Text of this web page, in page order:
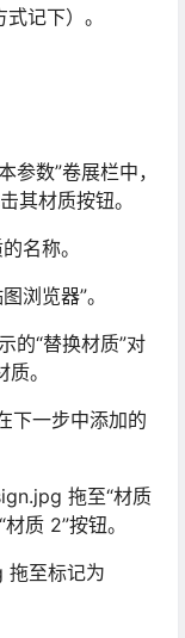
记下）。
参数”卷展栏中，
其材质按钮。
名称。
浏览器”。
的“替换材质”对
。
下一步中添加的
拖至“材质
质 2”按钮。
至标记为